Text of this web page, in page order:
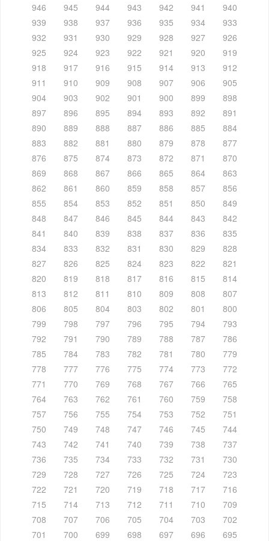
946
945 944 943 942 941
940
939
938 937 936 935 934
933
932
931 930 929 928 927
926
925
924 923 922 921 920
919
918
917 916 915 914 913
912
911
910 909 908 907 906
905
904
903 902 901 900 899
898
897
896 895 894 893 892
891
890
889 888 887 886 885
884
883
882 881 880 879 878
877
876
875 874 873 872 871
870
869
868 867 866 865 864
863
862
861 860 859 858 857
856
855
854 853 852 851 850
849
848
847 846 845 844 843
842
841
840 839 838 837 836
835
834
833 832 831 830 829
828
827
826 825 824 823 822
821
820
819 818 817 816 815
814
813
812 811 810 809 808
807
806
805 804 803 802 801
800
799
798 797 796 795 794
793
792
791 790 789 788 787
786
785
784 783 782 781 780
779
778
777 776 775 774 773
772
771
770 769 768 767 766
765
764
763 762 761 760 759
758
757
756 755 754 753 752
751
750
749 748 747 746 745
744
743
742 741 740 739 738
737
736
735 734 733 732 731
730
729
728 727 726 725 724
723
722
721 720 719 718 717
716
715
714 713 712 711 710
709
708
707 706 705 704 703
702
701
700 699 698 697 696 695